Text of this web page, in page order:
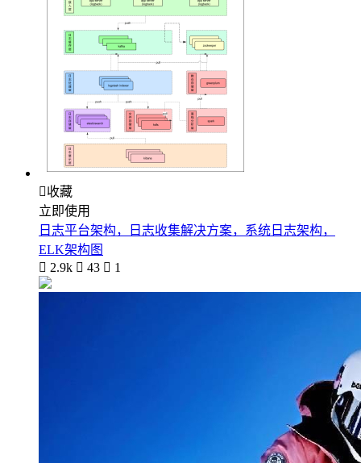
收藏
立即使用
日志平台架构，日志收集解决方案，系统日志架构，
ELK架构图
 2.9k  43  1